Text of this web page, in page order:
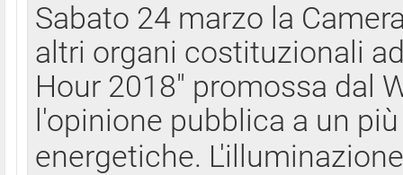
Sabato 24 marzo la
altri organi costituzionali
Hour 2018" promossa dal
l'opinione pubblica a un
energetiche.